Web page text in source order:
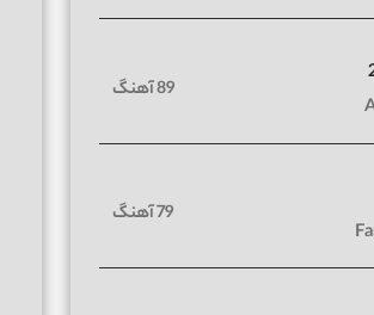
89 آهنگ
79 آهنگ